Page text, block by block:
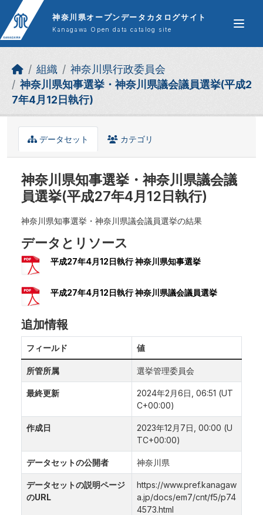
Skip to main content
神奈川県オープンデータカタログサイト
Kanagawa Open data catalog site
組織
神奈川県行政委員会
神奈川県知事選挙・神奈川県議会議員選挙(平成2
7年4月12日執行)
データセット カテゴリ
神奈川県知事選挙・神奈川県議会議
員選挙(平成27年4月12日執行)
神奈川県知事選挙・神奈川県議会議員選挙の結果
データとリソース
平成27年4月12日執行 神奈川県知事選挙
平成27年4月12日執行 神奈川県議会議員選挙
追加情報
フィールド 値
所管所属 選挙管理委員会
最終更新
2024年2月6日, 06:51 (UT
C+00:00)
作成日
2023年12月7日, 00:00 (U
TC+00:00)
データセットの公開者 神奈川県
データセットの説明ページ
のURL
https://www.pref.kanagaw
a.jp/docs/em7/cnt/f5/p74
4573.html